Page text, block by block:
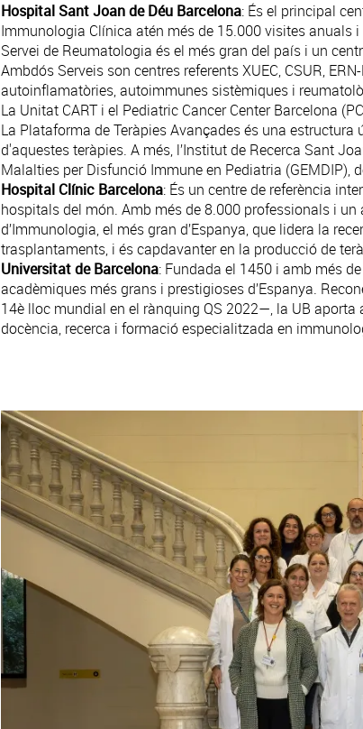
Hospital Sant Joan de Déu Barcelona: És el principal
Immunologia Clínica atén més de 15.000 visites anuals
Servei de Reumatologia és el més gran del país i un
Ambdós Serveis son centres referents XUEC, CSUR,
autoinflamatòries, autoimmunes sistèmiques i
La Unitat CART i el Pediatric Cancer Center Barcelona
La Plataforma de Teràpies Avançadesés una estructura
d'aquestes teràpies. A més, l’Institut de Recerca Sant
Malalties per Disfunció Immune en Pediatria (GEMDIP),
Hospital Clínic Barcelona: És un centre de referència
hospitals del món. Amb més de 8.000 professionals i
d’Immunologia, el més gran d’Espanya, que lidera la
trasplantaments, i és capdavanter en la producció de
Universitat de Barcelona: Fundada el 1450 i amb més
acadèmiques més grans i prestigioses d’Espanya.
14è lloc mundial en el rànquing QS 2022—, la UB
docència, recerca i formació especialitzada en